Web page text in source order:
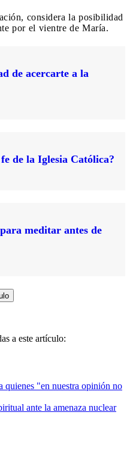
considera la posibilidad
por el vientre de María.
de acercarte a la
de la Iglesia Católica?
meditar antes de
a este artículo:
quienes "en nuestra opinión no
ante la amenaza nuclear